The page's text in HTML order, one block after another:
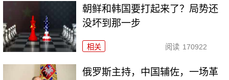
朝鲜和韩国要打起来了？局势还
没坏到那一步
相关 阅读 170922
俄罗斯主持，中国辅佐，一场革